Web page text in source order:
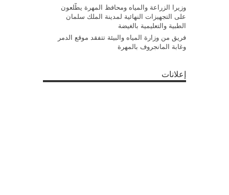
وزيرا الزراعة والمياه ومحافظ المهرة يطّلعون
على التجهيزات النهائية لمدينة الملك سلمان
الطبية والتعليمية بالغيضة
فريق من وزارة المياه والبيئة تتفقد موقع الدمر
وغابة المانجروف بالمهرة
إعلانات